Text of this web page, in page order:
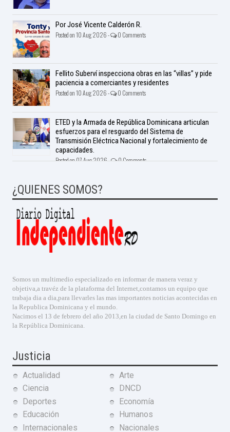
Por José Vicente Calderón R.
Posted on 10 Aug 2026 - 0 Comments
Fellito Suberví inspecciona obras en las “villas” y pide
paciencia a comerciantes y residentes
Posted on 10 Aug 2026 - 0 Comments
ETED y la Armada de República Dominicana articulan
esfuerzos para el resguardo del Sistema de
Transmisión Eléctrica Nacional y fortalecimiento de
capacidades.
Posted on 07 Aug 2026 - 0 Comments
¿QUIENES SOMOS?
Somos un multimedio especializado en informar de manera veraz y
objetiva,a travéz de la plataforma del Internet,contamos un equipo que
trabaja dia a dia,para llevarles las mas importantes noticias acontecidas en
la Republica Dominicana y el mundo.
Nacimos el 13 de febrero del año 2013,en la ciudad de Santo Domingo en
la República Dominicana.
Justicia
Actualidad
Arte
Ciencia
DNCD
Deportes
Economía
Educación
Humanos
Internacionales
Nacionales